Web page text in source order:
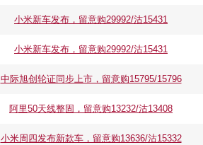
小米新车发布，留意购29992/沽15431
小米新车发布，留意购29992/沽15431
中际旭创轮证同步上市，留意购15795/15796
阿里50天线整固，留意购13232/沽13408
小米周四发布新款车，留意购13636/沽15332